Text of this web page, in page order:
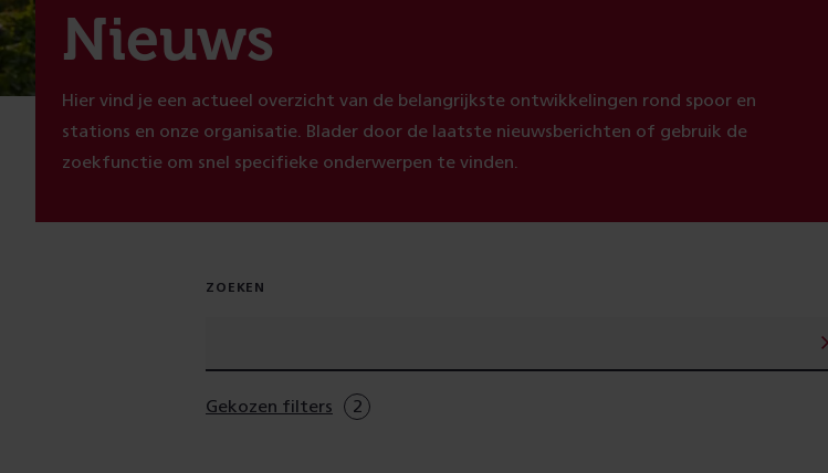
:
Nieuws
Hier vind je een actueel overzicht van de belangrijkste ontwikkelingen rond spoor en
stations en onze organisatie. Blader door de laatste nieuwsberichten of gebruik de
zoekfunctie om snel specifieke onderwerpen te vinden.
ZOEKEN
Gekozen filters 2